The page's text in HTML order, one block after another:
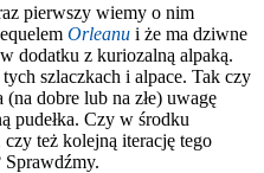
pierwszy wiemy o nim
Orleanu i że ma dziwne
dodatku z kuriozalną alpaką.
szlaczkach i alpace. Tak czy
dobre lub na złe) uwagę
pudełka. Czy w środku
też kolejną iterację tego
Sprawdźmy.